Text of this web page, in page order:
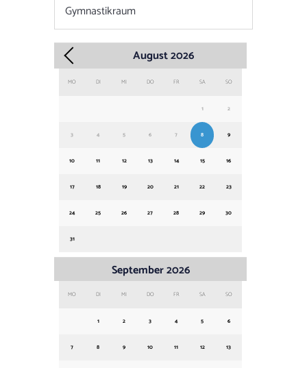
August2026
MO DI MI DO FR SA SO
1 2
3 4 5 6 7 8 9
10 11 12 13 14 15 16
17 18 19 20 21 22 23
24 25 26 27 28 29 30
31
September2026
MO DI MI DO FR SA SO
1 2 3 4 5 6
7 8 9 10 11 12 13